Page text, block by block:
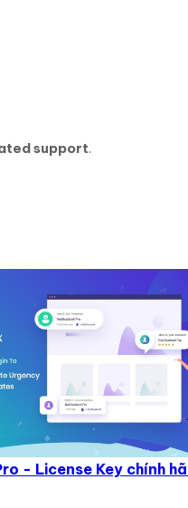
support.
- License Key chính